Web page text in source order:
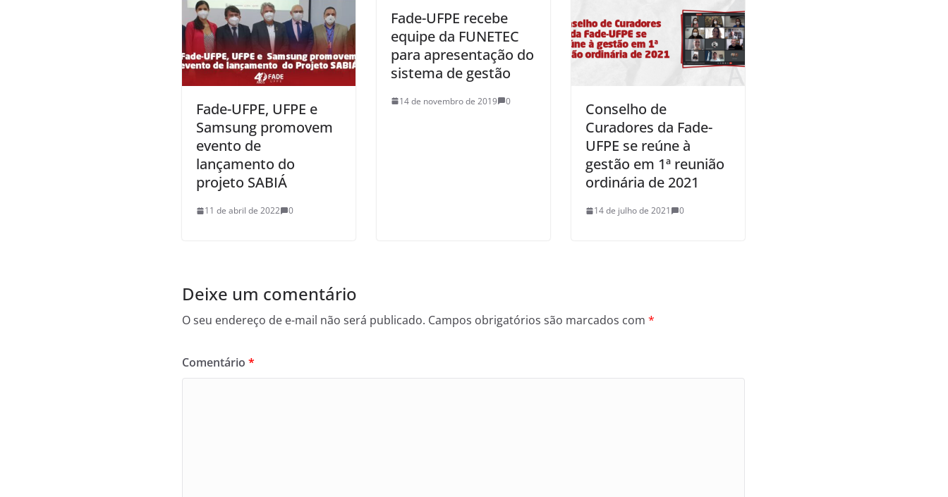
Fade-UFPE, UFPE e
Samsung promovem
evento de
lançamento do
projeto SABIÁ
11 de abril de 2022 0
Fade-UFPE recebe
equipe da FUNETEC
para apresentação do
sistema de gestão
14 de novembro de 2019 0
Conselho de
Curadores da Fade-
UFPE se reúne à
gestão em 1ª reunião
ordinária de 2021
14 de julho de 2021 0
Deixe um comentário
O seu endereço de e-mail não será publicado. Campos obrigatórios são marcados com *
Comentário *